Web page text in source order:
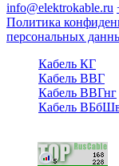
info@elektrokable.ru
Политика
персональных
Кабель КГ
Кабель ВВГ
Кабель ВВГнг
Кабель